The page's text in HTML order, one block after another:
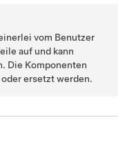
vom Benutzer
auf und kann
Die Komponenten
ersetzt werden.